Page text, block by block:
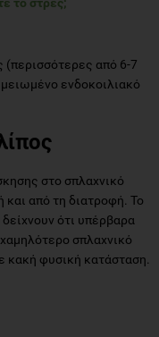
(περισσότερες από 6-7
ενδοκοιλιακό
στο σπλαχνικό
και από τη διατροφή. Το
ότι υπέρβαρα
σπλαχνικό
κακή φυσική κατάσταση.